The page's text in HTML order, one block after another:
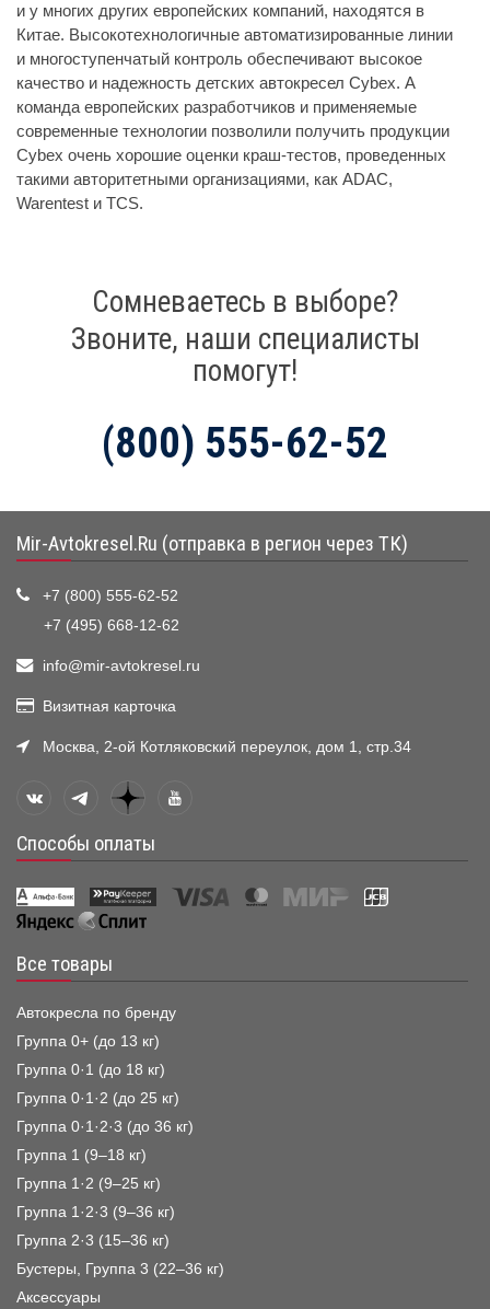
и у многих других европейских компаний, находятся в
Китае. Высокотехнологичные автоматизированные линии
и многоступенчатый контроль обеспечивают высокое
качество и надежность детских автокресел Cybex. А
команда европейских разработчиков и применяемые
современные технологии позволили получить продукции
Cybex очень хорошие оценки краш-тестов, проведенных
такими авторитетными организациями, как ADAC,
Warentest и TCS.
Сомневаетесь в выборе?
Звоните, наши специалисты
помогут!
(800) 555-62-52
Mir-Avtokresel.Ru (отправка в регион через ТК)
+7 (800) 555-62-52
+7 (495) 668-12-62
info@mir-avtokresel.ru
Визитная карточка
Москва, 2-ой Котляковский переулок, дом 1, стр.34
Способы оплаты
Все товары
Автокресла по бренду
Группа 0+ (до 13 кг)
Группа 0·1 (до 18 кг)
Группа 0·1·2 (до 25 кг)
Группа 0·1·2·3 (до 36 кг)
Группа 1 (9–18 кг)
Группа 1·2 (9–25 кг)
Группа 1·2·3 (9–36 кг)
Группа 2·3 (15–36 кг)
Бустеры, Группа 3 (22–36 кг)
Аксессуары